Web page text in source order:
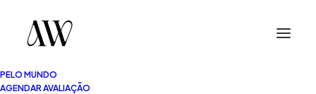
PELO MUNDO
AGENDAR AVALIAÇÃO